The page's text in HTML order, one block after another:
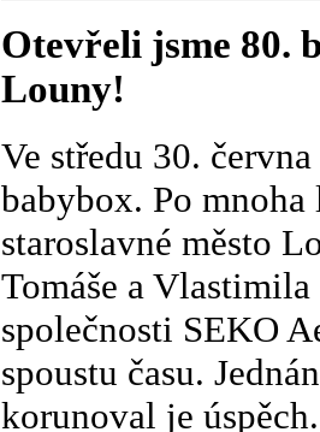
Otevřeli jsme 80.
Louny!
Ve středu 30.
babybox. Po
staroslavné město
Tomáše a
společnosti SEKO
spoustu času.
korunoval je